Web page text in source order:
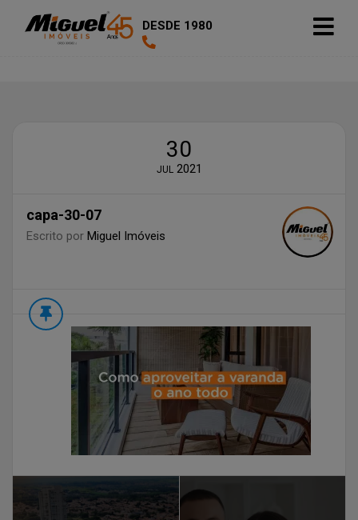
DESDE 1980
30
JUL 2021
capa-30-07
Escrito por Miguel Imóveis